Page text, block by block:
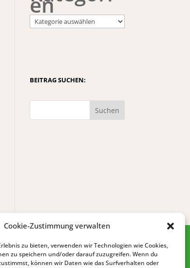
Cookie-Zustimmung verwalten
zu bieten, verwenden wir Technologien wie Cookies,
zu speichern und/oder darauf zuzugreifen. Wenn du
können wir Daten wie das Surfverhalten oder
BEITRAG SUCHEN:
Suchen